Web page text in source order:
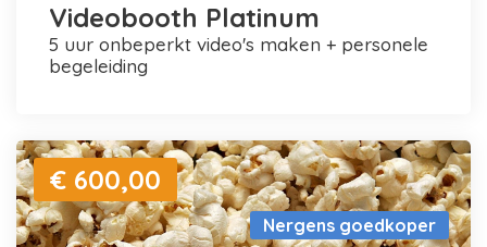
Videobooth Platinum
5 uur onbeperkt video's maken + personele
begeleiding
Nergens goedkoper
€ 600,00